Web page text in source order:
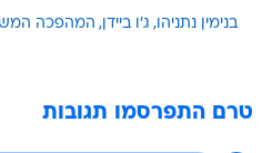
בנימין נתניהו ג'ו ביידן המהפכה
טרם התפרסמו תגובות